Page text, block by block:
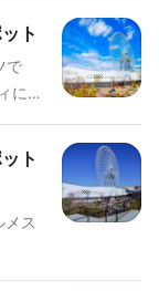
ト
で
には
ピ
ト
メス